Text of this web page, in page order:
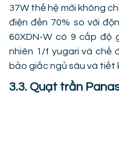
37W thế hệ mới không
điện đến 70% so với
60XDN-W có 9 cấp độ
nhiên 1/f yugari và chế
bảo giấc ngủ sâu và tiết
3.3. Quạt trần